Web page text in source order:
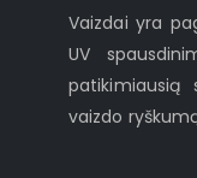
Vaizdai yra
UV
vaizdo